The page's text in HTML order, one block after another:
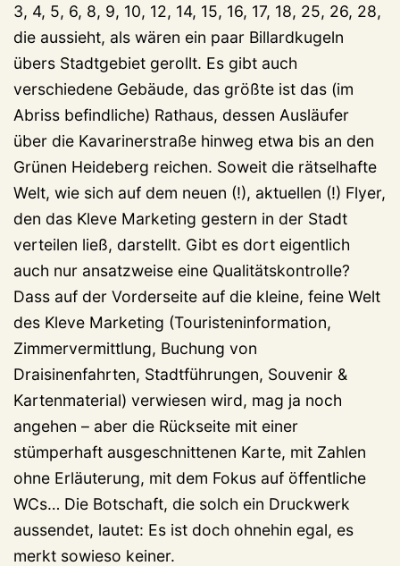
3, 4, 5, 6, 8, 9, 10, 12, 14, 15, 16, 17, 18, 25, 26, 28,
die aussieht, als wären ein paar Billardkugeln
übers Stadtgebiet gerollt. Es gibt auch
verschiedene Gebäude, das größte ist das (im
Abriss befindliche) Rathaus, dessen Ausläufer
über die Kavarinerstraße hinweg etwa bis an den
Grünen Heideberg reichen. Soweit die rätselhafte
Welt, wie sich auf dem neuen (!), aktuellen (!) Flyer,
den das Kleve Marketing gestern in der Stadt
verteilen ließ, darstellt. Gibt es dort eigentlich
auch nur ansatzweise eine Qualitätskontrolle?
Dass auf der Vorderseite auf die kleine, feine Welt
des Kleve Marketing (Touristeninformation,
Zimmervermittlung, Buchung von
Draisinenfahrten, Stadtführungen, Souvenir &
Kartenmaterial) verwiesen wird, mag ja noch
angehen – aber die Rückseite mit einer
stümperhaft ausgeschnittenen Karte, mit Zahlen
ohne Erläuterung, mit dem Fokus auf öffentliche
WCs… Die Botschaft, die solch ein Druckwerk
aussendet, lautet: Es ist doch ohnehin egal, es
merkt sowieso keiner.